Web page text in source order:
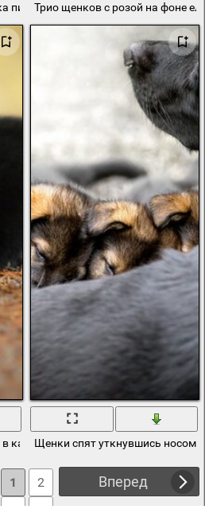
пиренеиТрио щенков с розой на фоне
камеруЩенки спят уткнувшись носом
Вперед
1
2